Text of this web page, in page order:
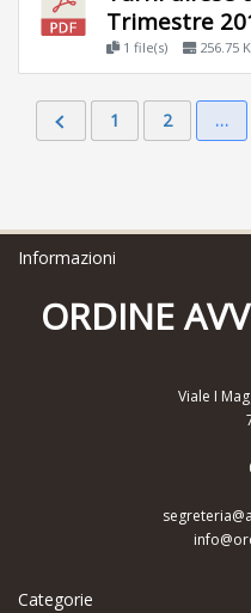
Trimestre
1 file(s) 256.75
1 2 …
Informazioni
ORDINE
Viale I
Categorie